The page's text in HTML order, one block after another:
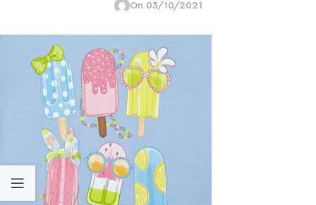
On 03/10/2021